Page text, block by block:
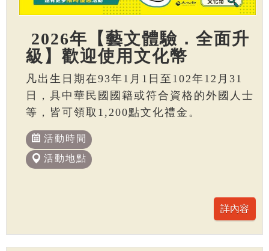
2026年【藝文體驗．全面升
級】歡迎使用文化幣
凡出生日期在93年1月1日至102年12月31
日，具中華民國國籍或符合資格的外國人士
等，皆可領取1,200點文化禮金。
活動時間
活動地點